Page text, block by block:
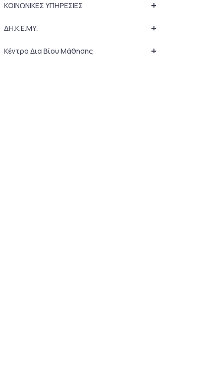
+
ΚΟΙΝΩΝΙΚΕΣ ΥΠΗΡΕΣΙΕΣ
+
ΔΗ.Κ.Ε.ΜΥ.
+
Κέντρο Δια Βίου Μάθησης